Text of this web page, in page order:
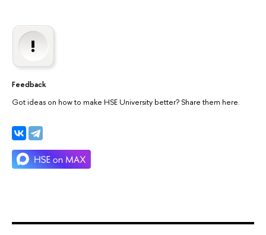
Feedback
Got ideas on how to make HSE University better? Share them here.